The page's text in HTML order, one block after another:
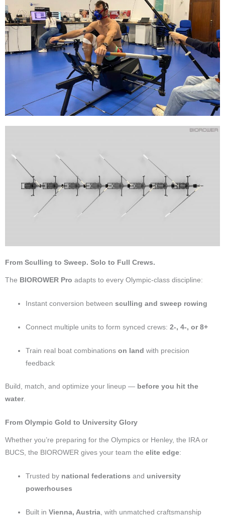
From Sculling to Sweep. Solo to Full Crews.
The BIOROWER Pro adapts to every Olympic-class discipline:
Instant conversion betweensculling and sweep rowing
Connect multiple units to form synced crews:2-, 4-, or 8+
Train real boat combinationson land with precision
feedback
Build, match, and optimize your lineup — before you hit the
water.
From Olympic Gold to University Glory
Whether you’re preparing for the Olympics or Henley, the IRA or
BUCS, the BIOROWER gives your team the elite edge:
Trusted by national federations and university
powerhouses
Built inVienna, Austria , with unmatched craftsmanship